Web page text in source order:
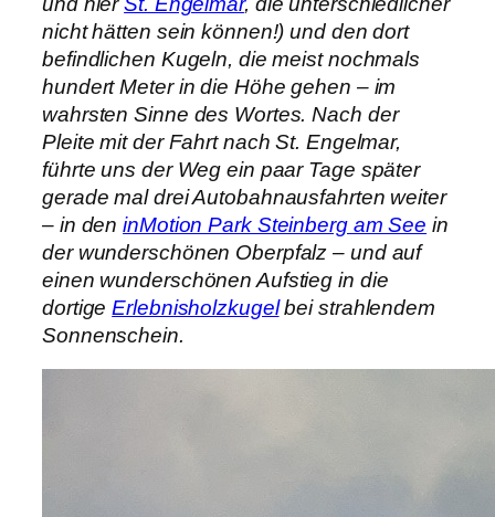
nicht hätten sein können!) und den dort
befindlichen Kugeln, die meist nochmals
hundert Meter in die Höhe gehen – im
wahrsten Sinne des Wortes. Nach der
Pleite mit der Fahrt nach St. Engelmar,
führte uns der Weg ein paar Tage später
gerade mal drei Autobahnausfahrten weiter
– in deninMotion Park Steinberg am See in
der wunderschönen Oberpfalz – und auf
einen wunderschönen Aufstieg in die
dortigeErlebnisholzkugelbei strahlendem
Sonnenschein.